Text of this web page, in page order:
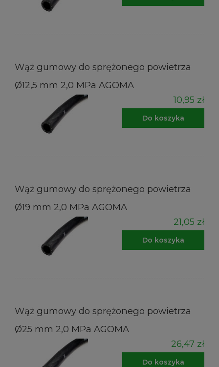
Wąż gumowy do sprężonego powietrza
Ø12,5 mm 2,0 MPa AGOMA
10,95 zł
Do koszyka
Wąż gumowy do sprężonego powietrza
Ø19 mm 2,0 MPa AGOMA
21,05 zł
Do koszyka
Wąż gumowy do sprężonego powietrza
Ø25 mm 2,0 MPa AGOMA
26,47 zł
Do koszyka